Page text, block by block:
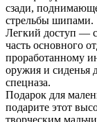
сзади,
стрельбы шипами.
Легкий доступ —
часть основного
проработанному
оружия и сиденья
спецназа.
Подарок для
подарите этот
творческим